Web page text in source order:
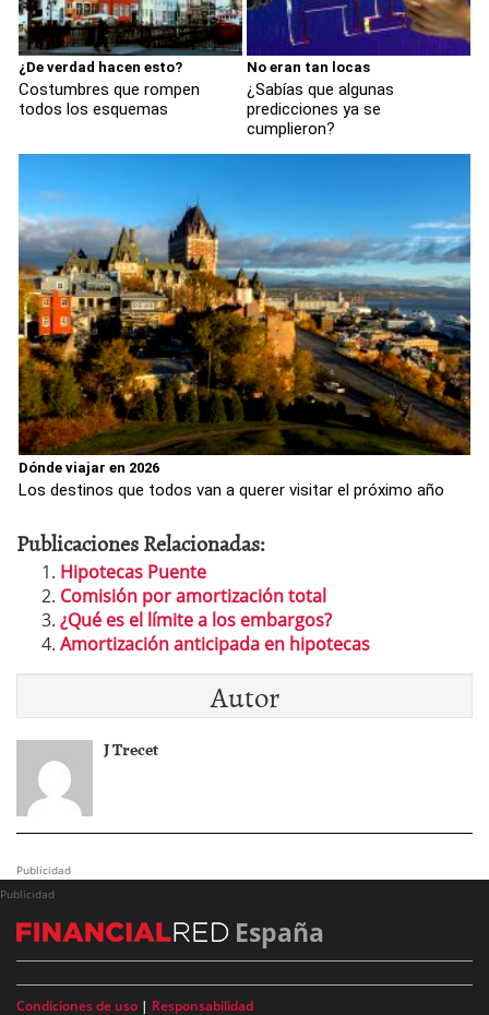
¿De verdad hacen esto?
Costumbres que rompen
todos los esquemas
No eran tan locas
¿Sabías que algunas
predicciones ya se
cumplieron?
Dónde viajar en 2026
Los destinos que todos van a querer visitar el próximo año
Publicaciones Relacionadas:
Hipotecas Puente
Comisión por amortización total
¿Qué es el límite a los embargos?
Amortización anticipada en hipotecas
Autor
J Trecet
Publicidad
Publicidad
España
Condiciones de uso | Responsabilidad